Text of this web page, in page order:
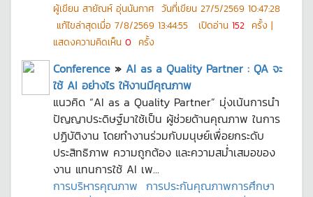
ผู้เขียน สายัณห์ อุ่นนันกาศ วันที่เขียน 27/5/2569 10:47:28
แก้ไขล่าสุดเมื่อ 7/8/2569 13:44:55 เปิดอ่าน 152 ครั้ง |
แสดงความคิดเห็น 0 ครั้ง
Conference » AI as a Quality Partner : QA จะ
ใช้ AI อย่างไร ให้งานมีคุณภาพ
แนวคิด “AI as a Quality Partner” มุ่งเน้นการนำ
ปัญญาประดิษฐ์มาใช้เป็น ผู้ช่วยด้านคุณภาพ ในการ
ปฏิบัติงาน โดยทำงานร่วมกับมนุษย์เพื่อยกระดับ
ประสิทธิภาพ ความถูกต้อง และความสม่ำเสมอของ
งาน แทนการใช้ AI เพ...
การบริหารคุณภาพ การประกันคุณภาพการศึกษา